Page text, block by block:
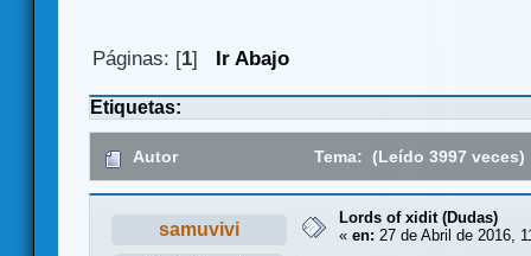
Páginas: [1] Ir Abajo
Etiquetas:
Autor Tema: (Leído 3997 veces)
samuvivi
Lords of xidit (Dudas)
« en: 27 de Abril de 2016,